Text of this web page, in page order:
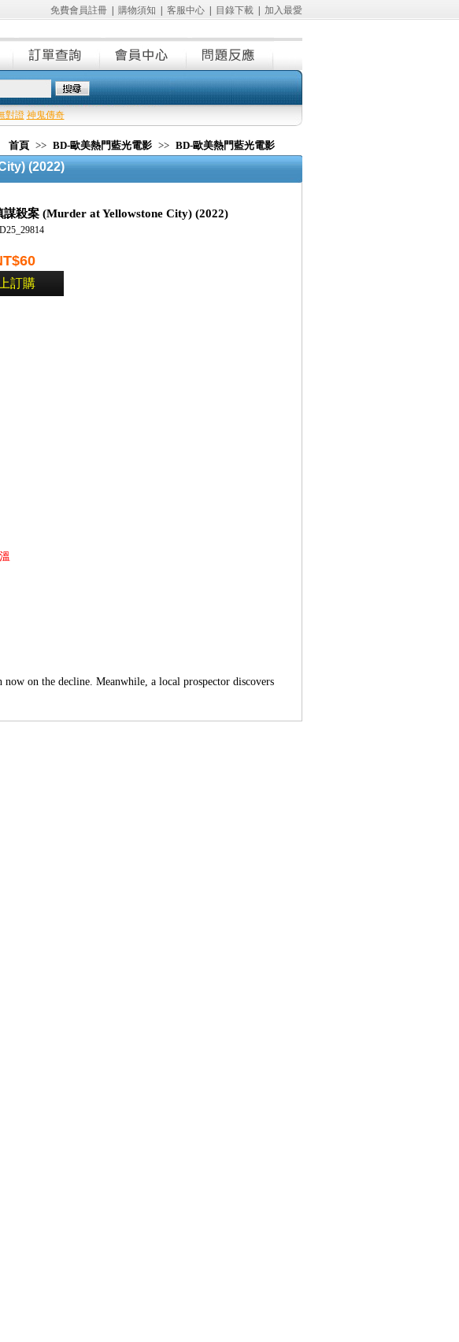
免費會員註冊| 購物須知 客服中心| 目錄下載| 加入最愛
對證 神鬼傳奇
首頁 >> BD-歐美熱門藍光電影 >> BD-歐美熱門藍光電影
(2022)
謀殺案 (Murder at Yellowstone City) (2022)
訂購
on the decline. Meanwhile, a local prospector discovers